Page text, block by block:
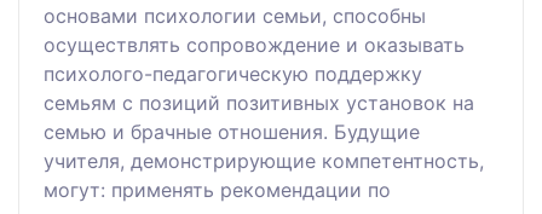
основами психологии семьи, способны
осуществлять сопровождение и оказывать
психолого-педагогическую поддержку
семьям с позиций позитивных установок на
семью и брачные отношения. Будущие
учителя, демонстрирующие компетентность,
могут: применять рекомендации по